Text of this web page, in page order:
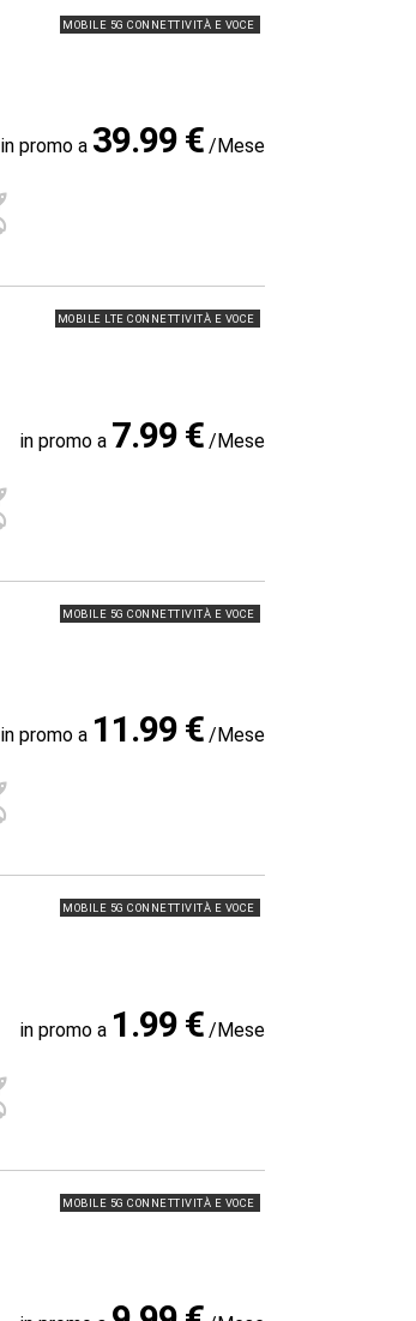
MOBILE 5G CONNETTIVITÀ E VOCE
in promo a 39.99 € /Mese
MOBILE LTE CONNETTIVITÀ E VOCE
in promo a 7.99 € /Mese
MOBILE 5G CONNETTIVITÀ E VOCE
in promo a 11.99 € /Mese
MOBILE 5G CONNETTIVITÀ E VOCE
in promo a 1.99 € /Mese
MOBILE 5G CONNETTIVITÀ E VOCE